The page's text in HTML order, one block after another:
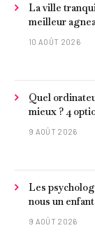
La ville
meilleur
10 AOÛT 2026
Quel
mieux ? 4
9 AOÛT 2026
Les
nous un
ne sont pas
9 AOÛT 2026